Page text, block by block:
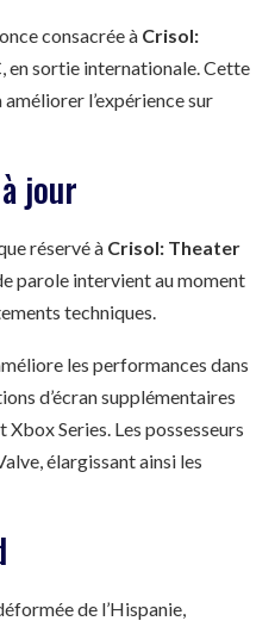
consacrée à Crisol:
en sortie internationale. Cette
l’expérience sur
jour
réservé à Crisol: Theater
parole intervient au moment
techniques.
les performances dans
d’écran supplémentaires
Series. Les possesseurs
élargissant ainsi les
de l’Hispanie,